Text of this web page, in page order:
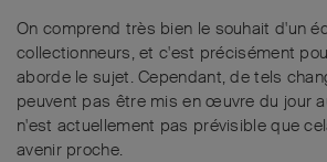
On comprend très bien le souhait d'un
collectionneurs, et c'est précisément
aborde le sujet. Cependant, de tels
peuvent pas être mis en œuvre du jour
n'est actuellement pas prévisible que
avenir proche.